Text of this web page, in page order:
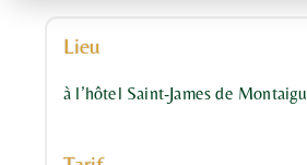
Lieu
à l’hôtel Saint-James de Montaigu